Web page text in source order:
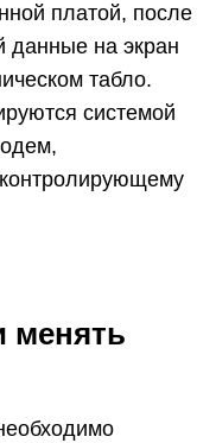
платой, после
данные на экран
табло.
системой
менять